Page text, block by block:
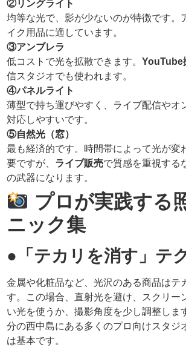
②リングライト
均等な光で、影が少ないのが特徴です。
イク用品に適しています。
③アンブレラ
低コストで光を拡散できます。YouTube
信スタジオでも使われます。
④パネルライト
薄型で持ち運びやすく、ライブ配信やオ
対応しやすいです。
⑤自然光（窓）
最も経済的です。時間帯によって光が変
要ですが、 ライブ販売で質感を重視する
の武器になります。
プロが実践する
ニック集
●「テカリを消す」テ
金属や化粧品など、光沢のある商品はテ
す。この場合、直射光を避け、スクリー
い光を使うか、撮影角度を少し調整しま
分の西中島にある多くのプロ向けスタジ
は基本です。